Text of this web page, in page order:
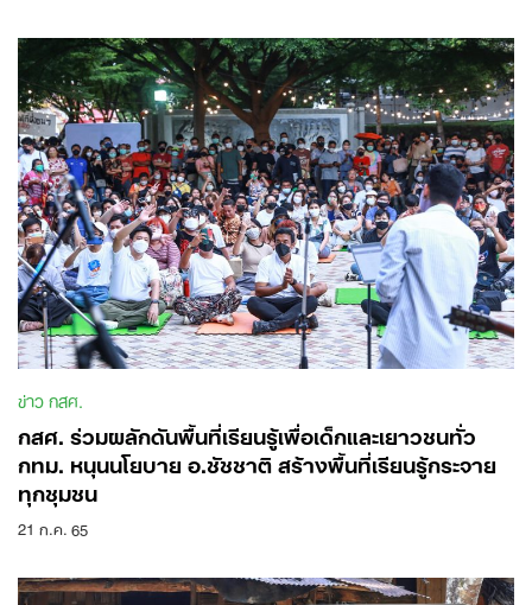
ข่าว กสศ.
กสศ. ร่วมผลักดันพื้นที่เรียนรู้เพื่อเด็กและเยาวชนทั่ว
กทม. หนุนนโยบาย อ.ชัชชาติ สร้างพื้นที่เรียนรู้กระจาย
ทุกชุมชน
21 ก.ค. 65